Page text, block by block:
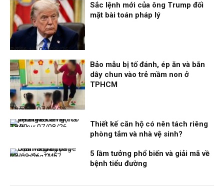
Điểm tin
07/08/26, 14:56
Sắc lệnh mới của ông Trump đối
mặt bài toán pháp lý
Thời sự
07/08/26, 12:51
Bảo mẫu bị tố đánh, ép ăn và bắn
dây chun vào trẻ mầm non ở
TPHCM
Thời sự
07/08/26, 12:00
Thiết kế căn hộ có nên tách riêng
phòng tắm và nhà vệ sinh?
Nhịp sống 24h
07/08/26, 11:57
5 lầm tưởng phổ biến và giải mã về
bệnh tiểu đường